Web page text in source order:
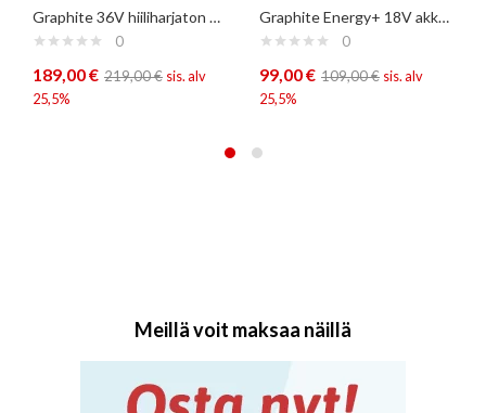
Graphite 36V hiiliharjaton moottorisaha
0
189,00€ 219,00€ sis. alv
25,5%
Graphite Energy+ 18V akku 6A
0
99,00€ 109,00€ sis. alv
25,5%
Meillä voit maksaa näillä